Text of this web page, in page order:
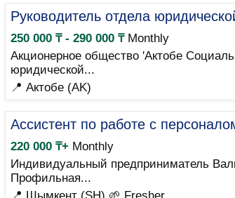
Руководитель отдела
250 000 ₸ - 290 000 ₸Monthly
Акционерное общество 'Актобе
юридической...
📍 Актобе (AK)
Ассистент по работе с
220 000 ₸+ Monthly
Индивидуальный предприниматель
Профильная...